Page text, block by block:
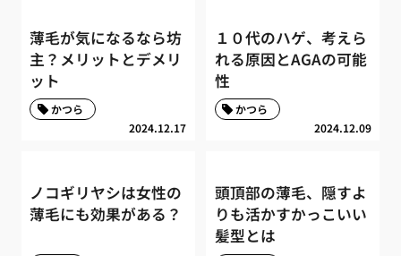
薄毛が気になるなら坊
主？メリットとデメリ
ット
2024.12.17
かつら
１０代のハゲ、考えら
れる原因とAGAの可能
性
2024.12.09
かつら
ノコギリヤシは女性の
薄毛にも効果がある？
頭頂部の薄毛、隠すよ
りも活かすかっこいい
髪型とは